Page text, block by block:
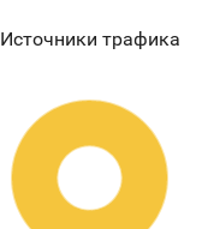
Источники трафика